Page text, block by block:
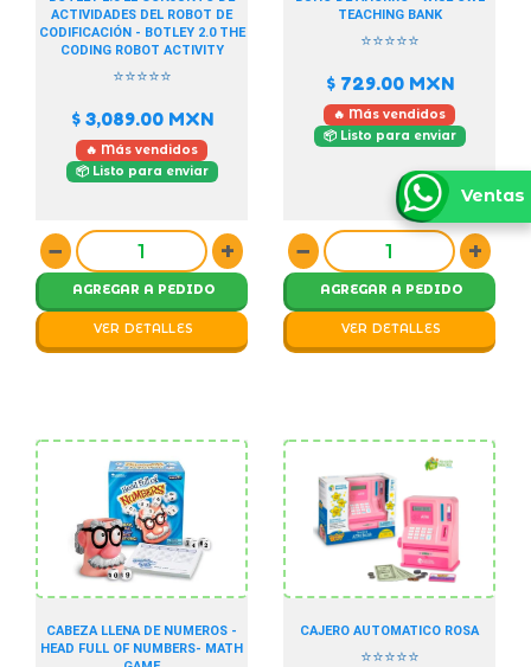
ACTIVIDADES DEL ROBOT DE
CODIFICACIÓN - BOTLEY 2.0 THE
CODING ROBOT ACTIVITY
⭐⭐⭐⭐⭐
$ 3,089.00MXN
🔥 Más vendidos
📦 Listo para enviar
− +
AGREGAR A PEDIDO
VER DETALLES
TEACHING BANK
⭐⭐⭐⭐⭐
$ 729.00MXN
🔥 Más vendidos
📦 Listo para enviar
− +
AGREGAR A PEDIDO
VER DETALLES
CABEZA LLENA DE NUMEROS -
HEAD FULL OF NUMBERS- MATH
CAJERO AUTOMATICO ROSA
⭐⭐⭐⭐⭐
Ventas